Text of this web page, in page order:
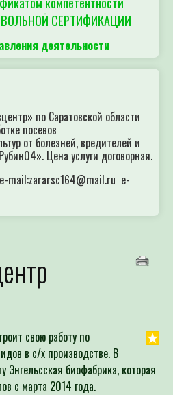
СЕРТИФИКАЦИИ
деятельности
по Саратовской области
посевов
от болезней, вредителей и
Цена услуги договорная.
mail:zararsc164@mail.ru e-
свою работу по
в с/х производстве. В
Энгельсская биофабрика, которая
с марта 2014 года.